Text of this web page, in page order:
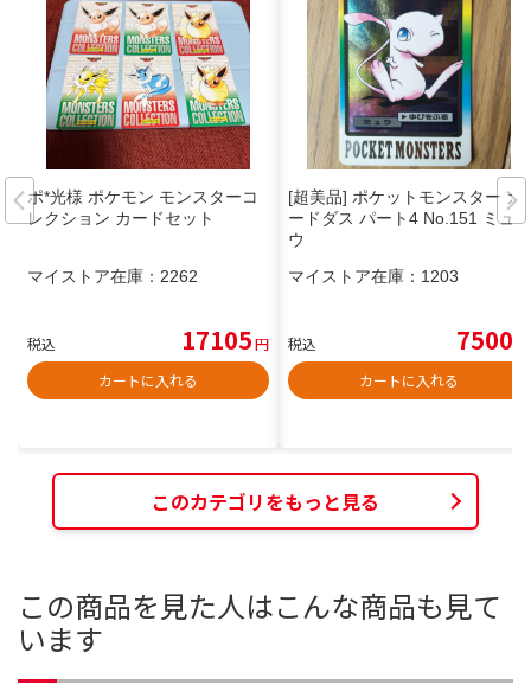
ポ*光様 ポケモン モンスターコ
レクション カードセット
マイストア在庫： 2262
税込 17105円
カートに入れる
[超美品] ポケットモンスター カ
ードダス パート4 No.151 ミュ
ウ
マイストア在庫： 1203
税込 7500
カートに入れる
このカテゴリをもっと見る
この商品を見た人はこんな商品も見て
います